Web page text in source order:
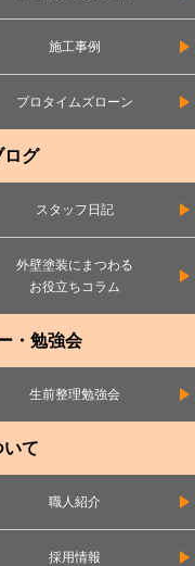
施工事例
プロタイムズローン
ログ
スタッフ日記
外壁塗装にまつわる
お役立ちコラム
・勉強会
生前整理勉強会
いて
職人紹介
採用情報